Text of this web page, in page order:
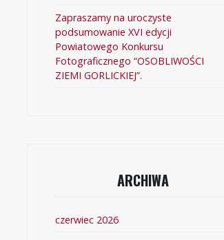
Zapraszamy na uroczyste
podsumowanie XVI edycji
Powiatowego Konkursu
Fotograficznego “OSOBLIWOŚCI
ZIEMI GORLICKIEJ”.
ARCHIWA
czerwiec 2026